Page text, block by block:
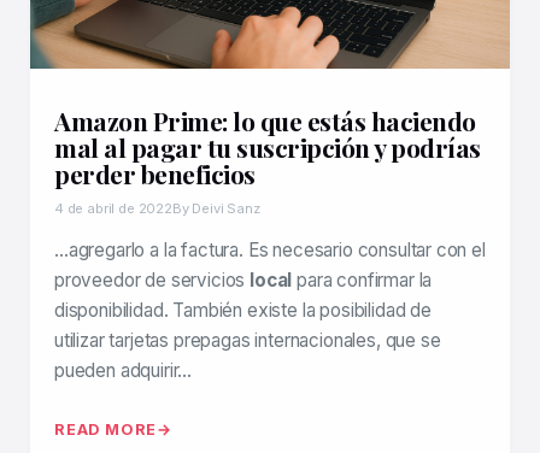
Amazon Prime: lo que estás haciendo
mal al pagar tu suscripción y podrías
perder beneficios
4 de abril de 2022By Deivi Sanz
…agregarlo a la factura. Es necesario consultar con el
proveedor de servicios local para confirmar la
disponibilidad. También existe la posibilidad de
utilizar tarjetas prepagas internacionales, que se
pueden adquirir…
READ MORE